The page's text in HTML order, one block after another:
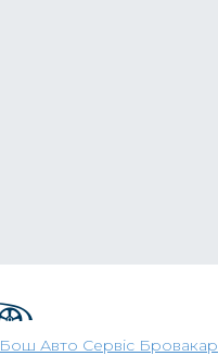
Бош Авто Сервіс Бровакар